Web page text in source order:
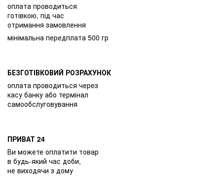
оплата проводиться
готівкою, під час
отримання замовлення
мінімальна передплата 500 гр
БЕЗГОТІВКОВИЙ РОЗРАХУНОК
оплата проводиться через
касу банку або термінал
самообслуговування
ПРИВАТ 24
Ви можете оплатити товар
в будь-який час доби,
не виходячи з дому